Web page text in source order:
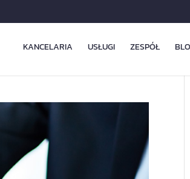
KANCELARIA USŁUGI ZESPÓŁ